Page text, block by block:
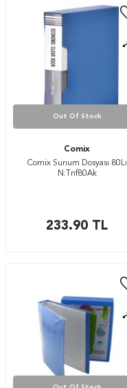
Out Of Stock
Comix
Comix Sunum Dosyası 80Lı
N:Tnf80Ak
233.90 TL